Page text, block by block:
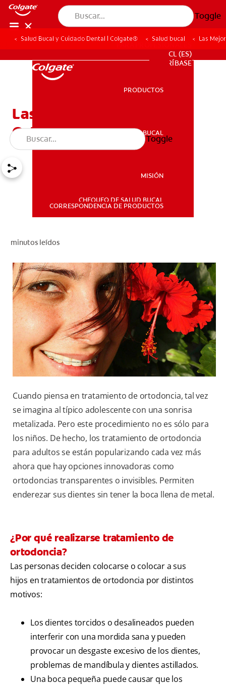
Toggle
SALUD BUCAL
PARA PROFESIONALES
CL (ES)
SUSCRÍBASE
PARA PROFESIONALES
CL (ES)
SUSCRÍBASE
PRODUCTOS
SALUD BUCAL
MISIÓN
CHEQUEO DE SALUD BUCAL
CORRESPONDENCIA DE PRODUCTOS
Toggle
Salud Bucal y Cuidado Dental | Colgate® Salud bucal Las
Las Mejores Opciones De
Ortodoncia Para Adultos
minutos leídos
Cuando piensa en tratamiento de ortodoncia, tal vez
se imagina al típico adolescente con una sonrisa
metalizada. Pero este procedimiento no es sólo para
los niños. De hecho, los tratamiento de ortodoncia
para adultos se están popularizando cada vez más
ahora que hay opciones innovadoras como
ortodoncias transparentes o invisibles. Permiten
enderezar sus dientes sin tener la boca llena de metal.
¿Por qué realizarse tratamiento de
ortodoncia?
Las personas deciden colocarse o colocar a sus
hijos en tratamientos de ortodoncia por distintos
motivos:
Los dientes torcidos o desalineados pueden
interferir con una mordida sana y pueden
provocar un desgaste excesivo de los dientes,
problemas de mandíbula y dientes astillados.
Una boca pequeña puede causar que los